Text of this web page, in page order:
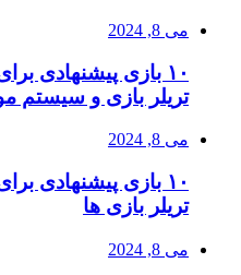
می 8, 2024
تریلر بازی و سیستم
می 8, 2024
تریلر بازی ها
می 8, 2024